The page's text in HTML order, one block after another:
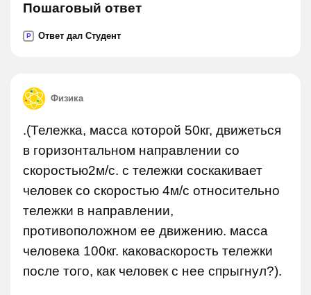
Пошаговый ответ
P Ответ дал Студент
Физика
.(Тележка, масса которой 50кг, движеться
в горизонтальном направлении со
скоростью2м/с. с тележки соскакивает
человек со скоростью 4м/с относительно
тележки в направлении,
противоположном ее движению. масса
человека 100кг. каковаскорость тележки
после того, как человек с нее спрыгнул?).